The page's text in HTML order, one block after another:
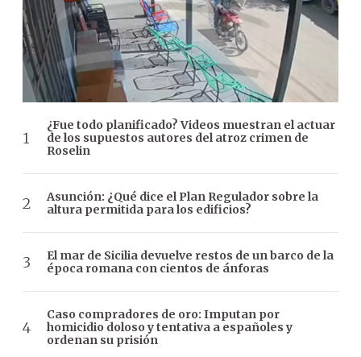
¿Fue todo planificado? Videos muestran el actuar
de los supuestos autores del atroz crimen de
Roselin
Asunción: ¿Qué dice el Plan Regulador sobre la
altura permitida para los edificios?
El mar de Sicilia devuelve restos de un barco de la
época romana con cientos de ánforas
Caso compradores de oro: Imputan por
homicidio doloso y tentativa a españoles y
ordenan su prisión